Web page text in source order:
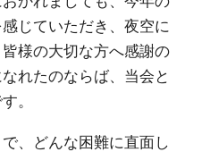
じていただき、夜空に
様の大切な方へ感謝の
れたのならば、当会と
。
、どんな困難に直面し